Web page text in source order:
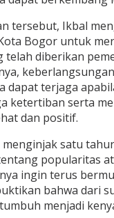
tersebut, Ikbal
Bogor untuk
telah diberikan
dapat terjaga
ketertiban serta
dan positif.
satu
popularitas
ingin terus
bahwa dari
menjadi